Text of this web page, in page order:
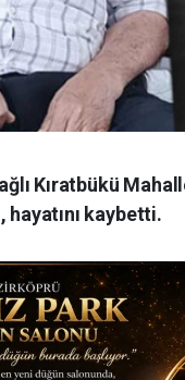
Kıratbükü
hayatını kaybetti.